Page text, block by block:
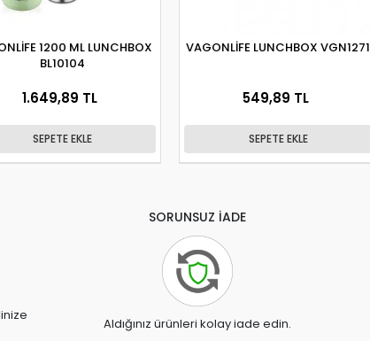
1200 ML LUNCHBOX
BL10104
1.649,89 TL
SEPETE EKLE
VAGONLİFE LUNCHBOX VGN1271
549,89 TL
SEPETE EKLE
SORUNSUZ İADE
Aldığınız ürünleri kolay iade edin.